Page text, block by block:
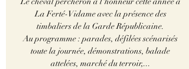
La Ferté-Vidame avec la présence des
timbaliers de la Garde Républicaine.
Au programme : parades, défilées scénarisés
toute la journée, démonstrations, balade
attelées, marché du terroir,...